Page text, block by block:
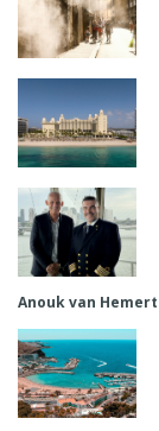
Anouk van Hemert